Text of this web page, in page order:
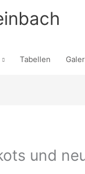
Tabellen
und